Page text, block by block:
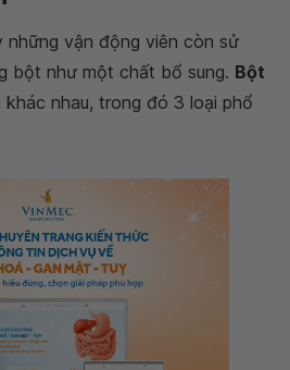
những vận động viên còn sử
bột như một chất bổ sung. Bột
khác nhau, trong đó 3 loại phổ